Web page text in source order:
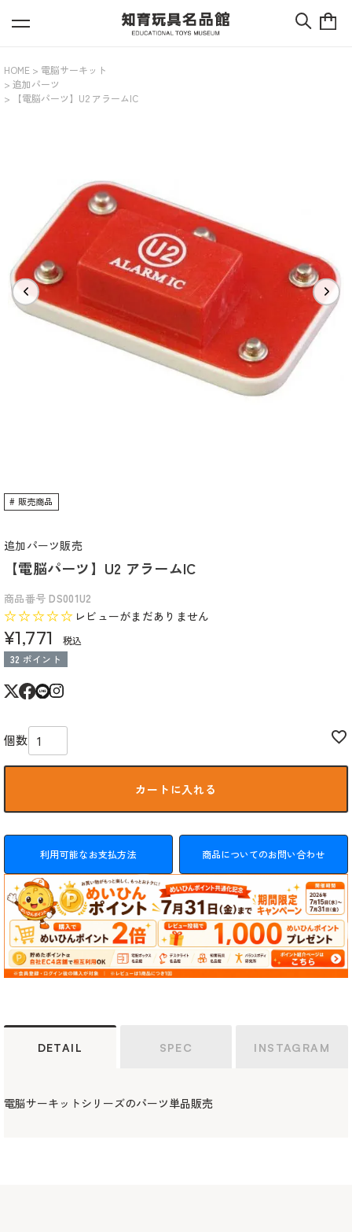
HOME
電脳サーキット
追加パーツ
【電脳パーツ】U2 アラームIC
販売商品
追加パーツ販売
【電脳パーツ】U2 アラームIC
商品番号 DS001U2
レビューがまだありません
¥1,771
税込
32 ポイント
カートに入れる
利用可能なお支払方法 商品についてのお問い合わせ
DETAIL SPEC INSTAGRAM
電脳サーキットシリーズのパーツ単品販売